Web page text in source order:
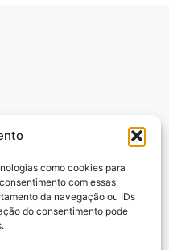
como cookies para
com essas
da navegação ou IDs
do consentimento pode